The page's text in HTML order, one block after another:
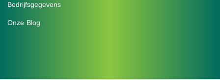
Bedrijfsgegevens
Onze Blog